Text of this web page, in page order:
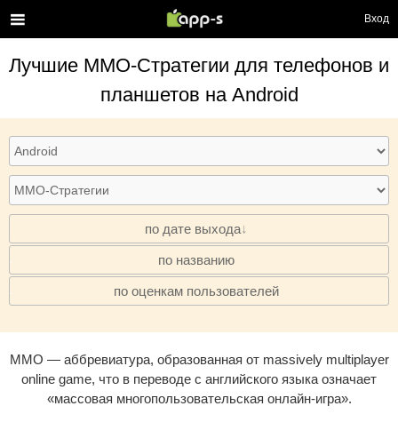
Вход
Лучшие MMO-Стратегии для телефонов и
планшетов на Android
по дате выхода
· по названию
· по оценкам пользователей
MMO — аббревиатура, образованная от massively multiplayer
online game, что в переводе с английского языка означает
«массовая многопользовательская онлайн-игра».